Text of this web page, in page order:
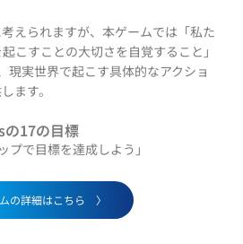
えられますが、本ゲームでは「私た
こすことの大切さを自覚すること」
現実世界で起こす具体的なアクショ
ます。
の17の目標
プで目標を達成しよう」
の詳細はこちら 〉